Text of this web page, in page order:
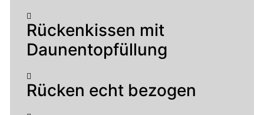
Rückenkissen mit
Daunentopfüllung
Rücken echt bezogen